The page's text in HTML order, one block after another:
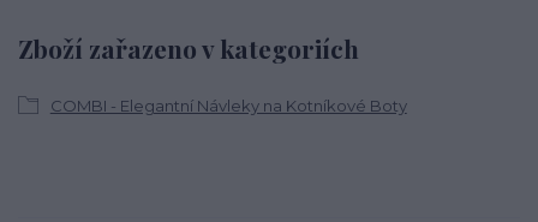
Zboží zařazeno v kategoriích
COMBI - Elegantní Návleky na Kotníkové Boty